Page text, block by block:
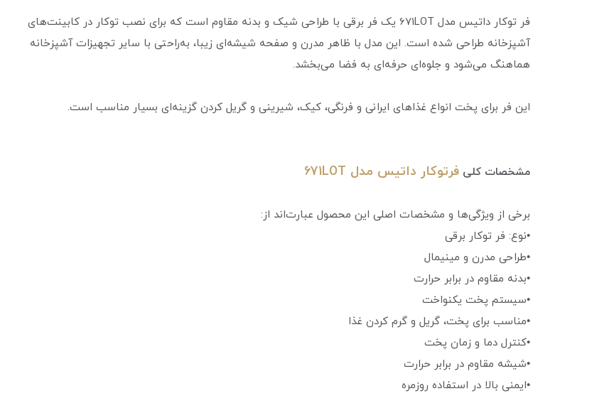
فر توکار داتیس مدل 671LOT یک فر برقی با طراحی شیک و بدنه مقاوم است که برای نصب توکار در کابینت‌های
آشپزخانه طراحی شده است. این مدل با ظاهر مدرن و صفحه شیشه‌ای زیبا، به‌راحتی با سایر تجهیزات آشپزخانه
هماهنگ می‌شود و جلوه‌ای حرفه‌ای به فضا می‌بخشد.
این فر برای پخت انواع غذاهای ایرانی و فرنگی، کیک، شیرینی و گریل کردن گزینه‌ای بسیار مناسب است.
مشخصات کلی فرتوکار داتیس مدل 671LOT
برخی از ویژگی‌ها و مشخصات اصلی این محصول عبارت‌اند از:
•نوع: فر توکار برقی
•طراحی مدرن و مینیمال
•بدنه مقاوم در برابر حرارت
•سیستم پخت یکنواخت
•مناسب برای پخت، گریل و گرم کردن غذا
•کنترل دما و زمان پخت
•شیشه مقاوم در برابر حرارت
•ایمنی بالا در استفاده روزمره